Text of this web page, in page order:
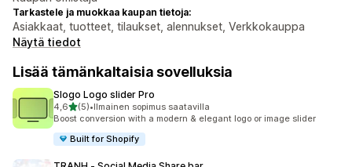
Tarkastele ja muokkaa kaupan tietoja:
Asiakkaat, tuotteet, tilaukset, alennukset, Verkkokauppa
Näytä tiedot
Lisää tämänkaltaisia sovelluksia
Slogo Logo slider Pro
4,6/ 5 tähteä
(5)
5 arvostelua yhteensä
•Ilmainen sopimus saatavilla
Boost conversion with a modern & elegant logo or image slider
Built for Shopify